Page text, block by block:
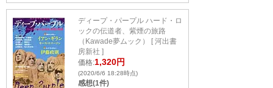
ディープ・パープル ハード・ロ
ックの伝道者、紫煙の旅路
（Kawade夢ムック） [ 河出書
房新社 ]
価格:1,320円
(2020/6/6 18:28時点)
感想(1件)